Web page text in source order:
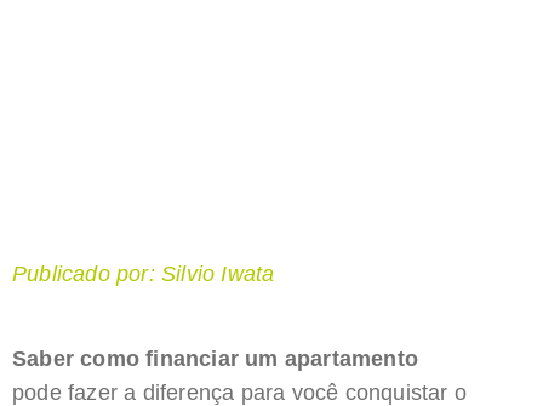
Publicado por: Silvio Iwata
Saber como financiar um apartamento
pode fazer a diferença para você conquistar o